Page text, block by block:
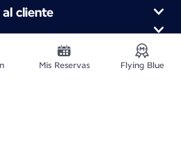
cliente
y socios
Mis Reservas Flying Blue